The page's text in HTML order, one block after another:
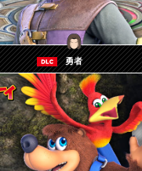
勇者